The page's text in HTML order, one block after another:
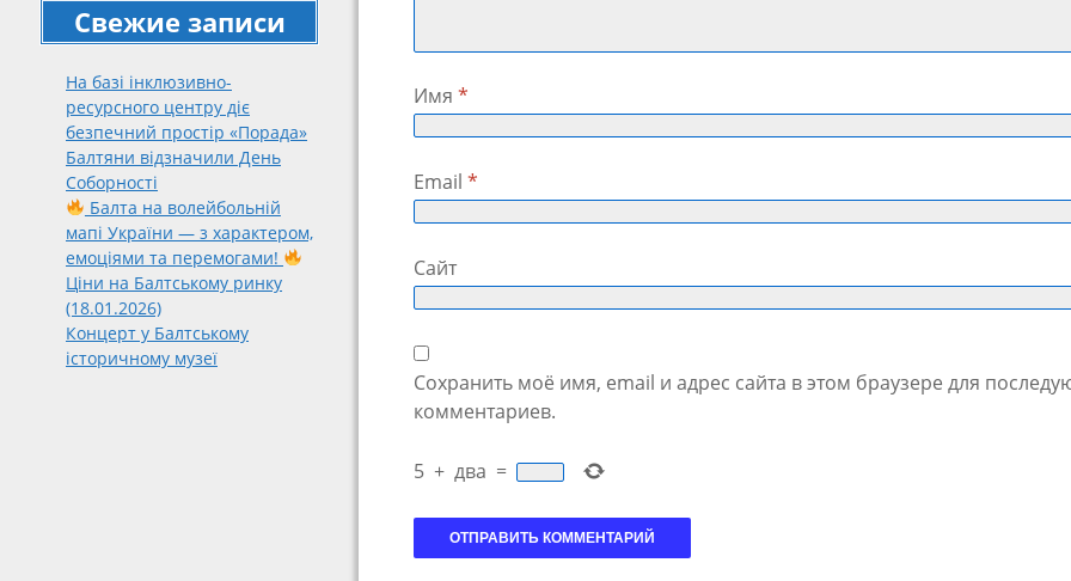
Свежие записи
На базі інклюзивно-
ресурсного центру діє
безпечний простір «Порада»
Балтяни відзначили День
Соборності
Балта на волейбольній
мапі України — з характером,
емоціями та перемогами!
Ціни на Балтському ринку
(18.01.2026)
Концерт у Балтському
історичному музеї
Имя*
Email*
Сайт
Сохранить моё имя, email и адрес сайта в этом браузере для
комментариев.
5 + два =